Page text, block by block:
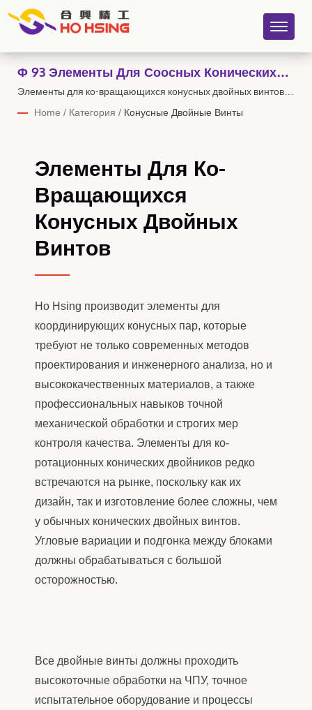
Φ 93 Элементы Для Соосных Конических
Двойных Винтов, Взрывной Вид
Элементы для ко-вращающихся конусных двойных винтов |
Home / Категория / Конусные Двойные Винты
Элементы Для Ко-
Вращающихся
Конусных Двойных
Винтов
Ho Hsing производит элементы для
координирующих конусных пар, которые
требуют не только современных методов
проектирования и инженерного анализа, но и
высококачественных материалов, а также
профессиональных навыков точной
механической обработки и строгих мер
контроля качества. Элементы для ко-
ротационных конических двойников редко
встречаются на рынке, поскольку как их
дизайн, так и изготовление более сложны, чем
у обычных конических двойных винтов.
Угловые вариации и подгонка между блоками
должны обрабатываться с большой
осторожностью.
Все двойные винты должны проходить
высокоточные обработки на ЧПУ, точное
испытательное оборудование и процессы